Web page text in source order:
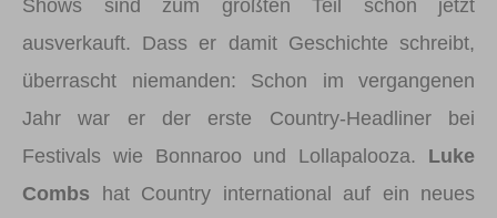
Shows sind zum größten Teil schon jetzt
ausverkauft. Dass er damit Geschichte schreibt,
überrascht niemanden: Schon im vergangenen
Jahr war er der erste Country-Headliner bei
Festivals wie Bonnaroo und Lollapalooza. Luke
Combs hat Country international auf ein neues